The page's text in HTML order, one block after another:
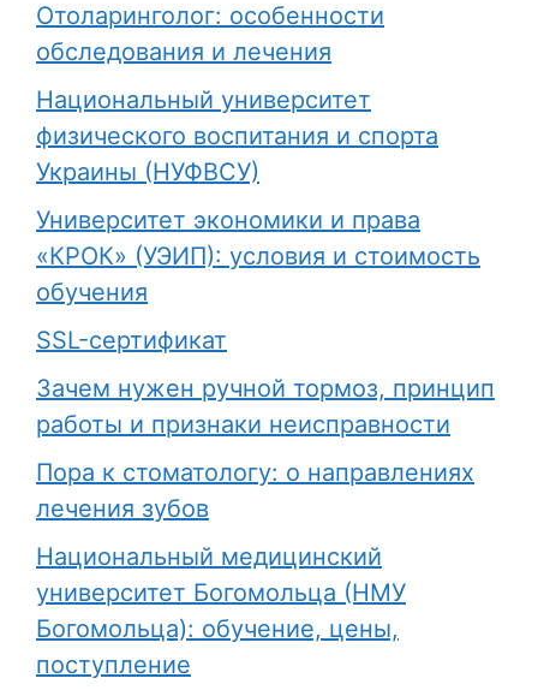
Отоларинголог: особенности
обследования и лечения
Национальный университет
физического воспитания и спорта
Украины (НУФВСУ)
Университет экономики и права
«КРОК» (УЭИП): условия и стоимость
обучения
SSL-сертификат
Зачем нужен ручной тормоз, принцип
работы и признаки неисправности
Пора к стоматологу: о направлениях
лечения зубов
Национальный медицинский
университет Богомольца (НМУ
Богомольца): обучение, цены,
поступление